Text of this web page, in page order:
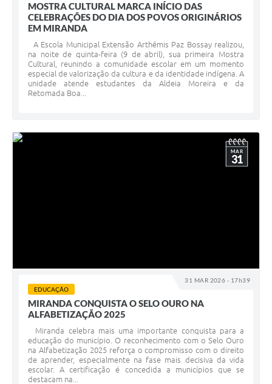
MOSTRA CULTURAL MARCA INÍCIO DAS
CELEBRAÇÕES DO DIA DOS POVOS ORIGINÁRIOS
EM MIRANDA
A Escola Municipal Extensão Arthêmis Paz Bossay realizou,
na noite de quinta-feira (9 de abril), sua primeira Mostra
Cultural, reunindo a comunidade escolar em um momento
especial de valorização da cultura e da identidade indígena. A
unidade atende estudantes da Aldeia Moreira e da
Retomada Boa...
31 MAR 2026 - 17h39
MAR
31
EDUCAÇÃO
MIRANDA CONQUISTA O SELO OURO NA
ALFABETIZAÇÃO 2025
Miranda celebra mais uma importante conquista para a
educação do município. O reconhecimento com o Selo Ouro
na Alfabetização 2025 reforça o compromisso com o direito
de aprender, especialmente na fase mais decisiva da vida
escolar. A certificação é concedida a municípios que se
destacam na...